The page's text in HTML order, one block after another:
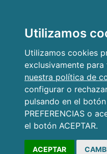
Utilizamos
Utilizamos cookies
exclusivamente
nuestra política de
configurar o
pulsando en el botón
PREFERENCIAS o
el botón ACEPTAR.
ACEPTAR